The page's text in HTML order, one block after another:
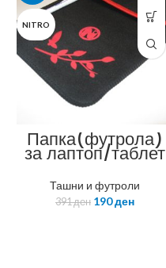
NITRO
Папка(футрола)
за лаптоп/таблет
10“-12“
Ташни и футроли
391ден 190ден